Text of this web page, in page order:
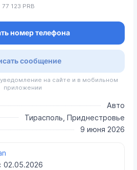
123 PRB
номер телефона
сообщение
на сайте и в мобильном
приложении
Авто
Тирасполь, Приднестровье
9 июня 2026
02.05.2026